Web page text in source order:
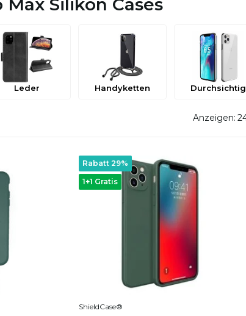
Max Silikon Cases
Leder Handyketten Durchsichtig
Anzeigen:
1+1 Gratis
Rabatt 29%
ShieldCase®